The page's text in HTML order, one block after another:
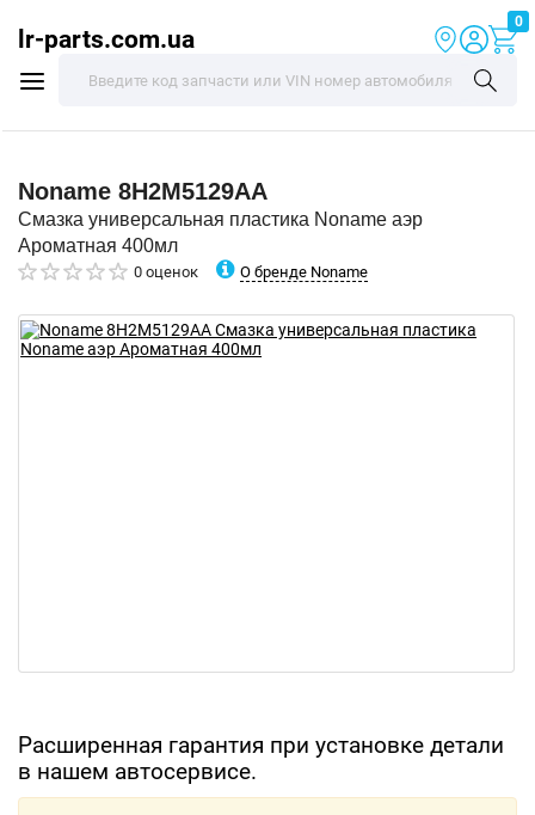
lr-parts.com.ua
0
Noname 8H2M5129AA
Смазка универсальная пластика Noname аэр
Ароматная 400мл
0 оценок О бренде Noname
Расширенная гарантия при установке детали
в нашем автосервисе.